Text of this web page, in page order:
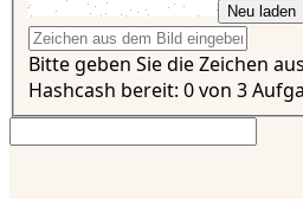
Neu laden
Bitte geben Sie die Zeichen
Hashcash bereit: 0 von 3